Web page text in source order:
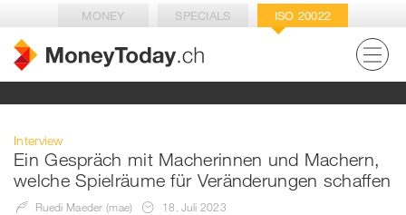
MONEY SPECIALS ISO 20022
Interview
Ein Gespräch mit Macherinnen und Machern,
welche Spielräume für Veränderungen schaffen
Ruedi Maeder (mae)
18. Juli 2023